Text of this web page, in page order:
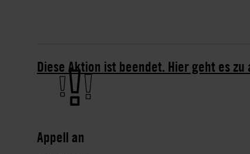
Diese Aktion ist beendet. Hier geht es
Appell an